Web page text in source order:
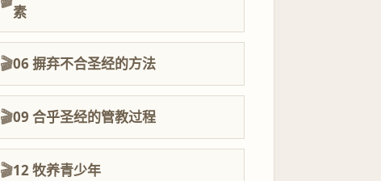
素
06 摒弃不合圣经的方法
09 合乎圣经的管教过程
12 牧养青少年